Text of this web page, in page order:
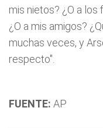
mis nietos? ¿O a
¿O a mis amigos?
muchas veces, y
respecto".
FUENTE: AP